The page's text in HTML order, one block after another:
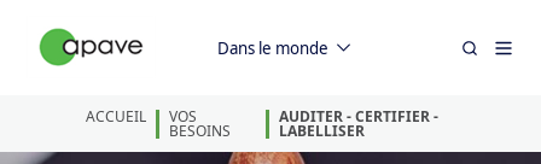
Dans le monde
ACCUEIL VOS
BESOINS
AUDITER - CERTIFIER -
LABELLISER